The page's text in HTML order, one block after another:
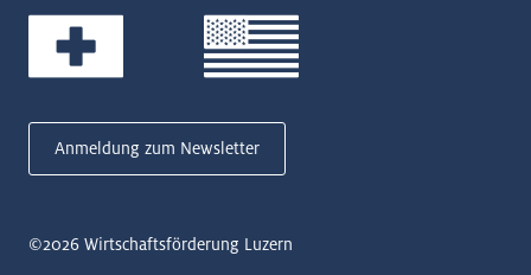
Anmeldung zum Newsletter
©2026 Wirtschaftsförderung Luzern